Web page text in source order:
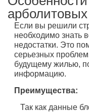
Если вы решили
необходимо знать
недостатки. Это
серьезных
будущему жилью,
информацию.
Преимущества:
Так как данные